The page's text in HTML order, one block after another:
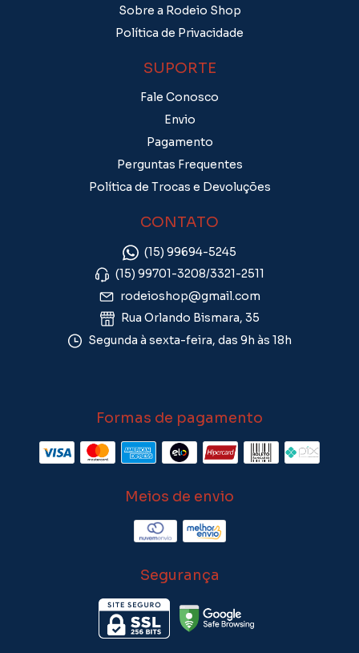
Sobre a Rodeio Shop
Política de Privacidade
SUPORTE
Fale Conosco
Envio
Pagamento
Perguntas Frequentes
Política de Trocas e Devoluções
CONTATO
(15) 99694-5245
(15) 99701-3208/3321-2511
rodeioshop@gmail.com
Rua Orlando Bismara, 35
Segunda à sexta-feira, das 9h às 18h
Formas de pagamento
Meios de envio
Segurança